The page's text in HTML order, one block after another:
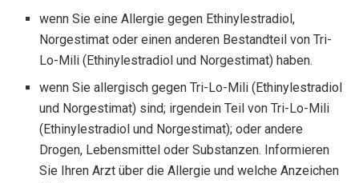
wenn Sie eine Allergie gegen Ethinylestradiol,
Norgestimat oder einen anderen Bestandteil von Tri-
Lo-Mili (Ethinylestradiol und Norgestimat) haben.
wenn Sie allergisch gegen Tri-Lo-Mili (Ethinylestradiol
und Norgestimat) sind; irgendein Teil von Tri-Lo-Mili
(Ethinylestradiol und Norgestimat); oder andere
Drogen, Lebensmittel oder Substanzen. Informieren
Sie Ihren Arzt über die Allergie und welche Anzeichen